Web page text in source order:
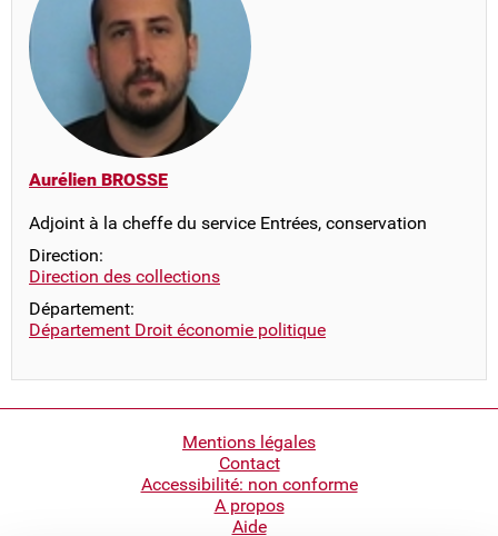
Aurélien BROSSE
Adjoint à la cheffe du service Entrées, conservation
Direction:
Direction des collections
Département:
Département Droit économie politique
Mentions légales
Contact
Accessibilité: non conforme
A propos
Aide